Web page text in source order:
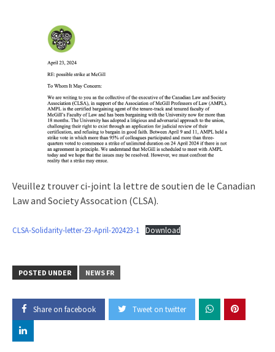
Veuillez trouver ci-joint la lettre de soutien de le Canadian
Law and Society Assocation (CLSA).
CLSA-Solidarity-letter-23-April-202423-1 Download
POSTED UNDER NEWS FR
Share on facebook Tweet on twitter